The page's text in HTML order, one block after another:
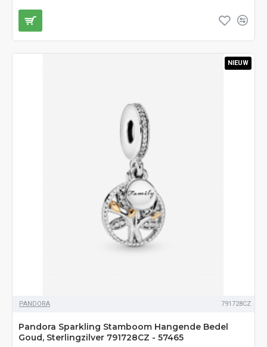
NIEUW
PANDORA 791728CZ
Pandora Sparkling Stamboom Hangende Bedel
Goud, Sterlingzilver 791728CZ - 57465